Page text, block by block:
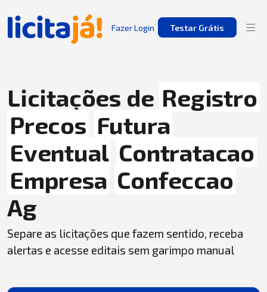
Fazer Login Testar Grátis
Licitações de Registro
Precos Futura
Eventual Contratacao
Empresa Confeccao
Ag
Separe as licitações que fazem sentido, receba
alertas e acesse editais sem garimpo manual